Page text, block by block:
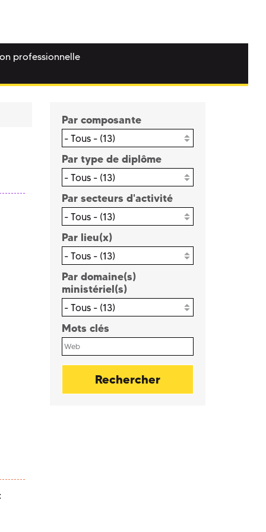
professionnelle
Par composante
- Tous - (13)
Par type de diplôme
- Tous - (13)
Par secteurs d'activité
- Tous - (13)
Par lieu(x)
- Tous - (13)
Par domaine(s)
ministériel(s)
- Tous - (13)
Mots clés